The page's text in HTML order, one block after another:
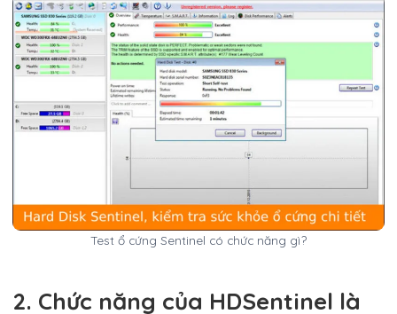
Test ổ cứng Sentinel có chức năng gì?
2. Chức năng của HDSentinel là